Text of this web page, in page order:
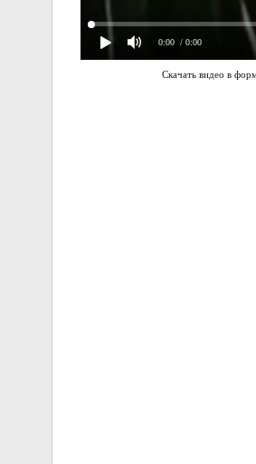
0:00 / 0:00
Скачать видео в